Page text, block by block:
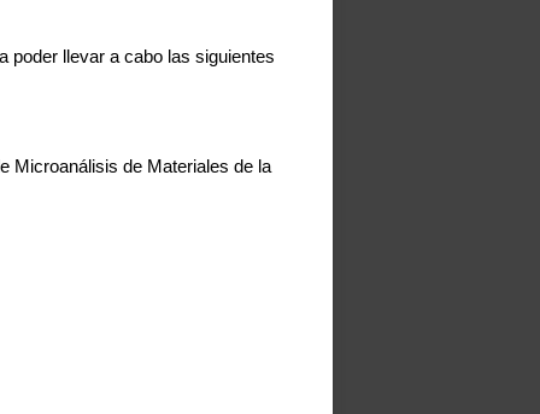
poder llevar a cabo las siguientes
Microanálisis de Materiales de la